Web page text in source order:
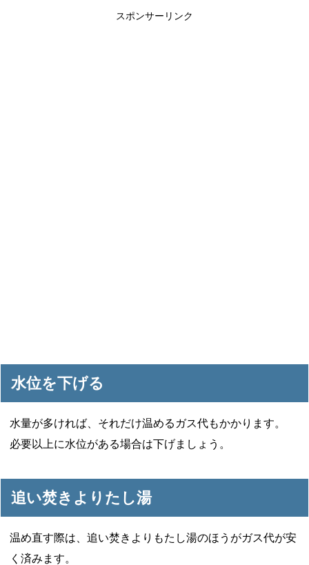
スポンサーリンク
水位を下げる
水量が多ければ、それだけ温めるガス代もかかります。
必要以上に水位がある場合は下げましょう。
追い焚きよりたし湯
温め直す際は、追い焚きよりもたし湯のほうがガス代が安
く済みます。